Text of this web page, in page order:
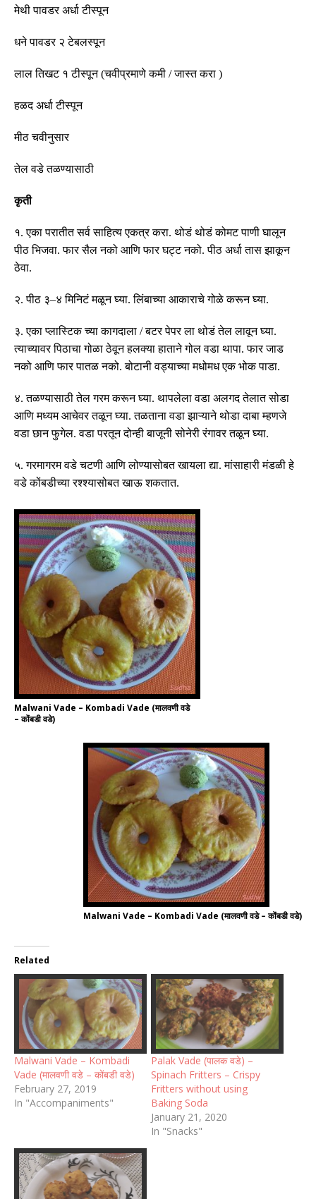
मेथी पावडर अर्धा टीस्पून
धने पावडर २ टेबलस्पून
लाल तिखट १ टीस्पून (चवीप्रमाणे कमी /जास्त करा )
हळद अर्धा टीस्पून
मीठ चवीनुसार
तेल वडे तळण्यासाठी
कृती
१.एका परातीत सर्व साहित्य एकत्र करा. थोडं थोडं कोमट पाणी घालून
पीठ भिजवा.फार सैल नको आणि फार घट्ट नको.पीठ अर्धा तास झाकून
ठेवा.
२.पीठ ३–४ मिनिटं मळून घ्या.लिंबाच्या आकाराचे गोळे करून घ्या.
३.एका प्लास्टिक च्या कागदाला /बटर पेपर ला थोडं तेल लावून घ्या.
त्याच्यावर पिठाचा गोळा ठेवून हलक्या हाताने गोल वडा थापा.फार जाड
नको आणि फार पातळ नको.बोटानी वड्याच्या मधोमध एक भोक पाडा.
४.तळण्यासाठी तेल गरम करून घ्या. थापलेला वडा अलगद तेलात सोडा
आणि मध्यम आचेवर तळून घ्या.तळताना वडा झाऱ्याने थोडा दाबा म्हणजे
वडा छान फुगेल.वडा परतून दोन्ही बाजूनी सोनेरी रंगावर तळून घ्या.
५.गरमागरम वडे चटणी आणि लोण्यासोबतखायला द्या.मांसाहारी मंडळी हे
वडे कोंबडीच्या रश्श्यासोबतखाऊ शकतात.
Malwani Vade – Kombadi Vade (मालवणी वडे
– कोंबडी वडे)
Malwani Vade – Kombadi Vade (मालवणी वडे – कोंबडी वडे)
Related
Malwani Vade – Kombadi
Vade (मालवणी वडे – कोंबडी वडे)
February 27, 2019
In "Accompaniments"
Palak Vade (पालक वडे) –
Spinach Fritters – Crispy
Fritters without using
Baking Soda
January 21, 2020
In "Snacks"